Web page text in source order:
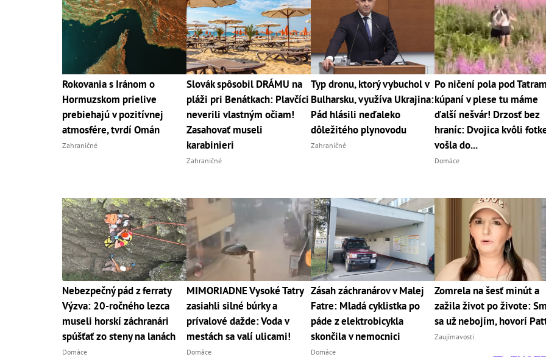
Rokovania s Iránom o
Hormuzskom prielive
prebiehajú v pozitívnej
atmosfére, tvrdí Omán
Zahraničné
Slovák spôsobil DRÁMU na
pláži pri Benátkach: Plavčíci
neverili vlastným očiam!
Zasahovať museli
karabinieri
Zahraničné
Typ dronu, ktorý vybuchol v
Bulharsku, využíva Ukrajina:
Pád hlásili neďaleko
dôležitého plynovodu
Zahraničné
Po ničení pola pod
kúpaní v plese tu máme
ďalší nešvár! Drzosť bez
hraníc: Dvojica kvôli
vošla do...
Domáce
Nebezpečný pád z ferraty
Výzva: 20-ročného lezca
museli horskí záchranári
spúšťať zo steny na lanách
Domáce
MIMORIADNE Vysoké Tatry
zasiahli silné búrky a
prívalové dažde: Voda v
mestách sa valí ulicami!
Domáce
Zásah záchranárov v Malej
Fatre: Mladá cyklistka po
páde z elektrobicykla
skončila v nemocnici
Domáce
Zomrela na šesť minút a
zažila život po živote:
sa už nebojím, hovorí
Zaujímavosti